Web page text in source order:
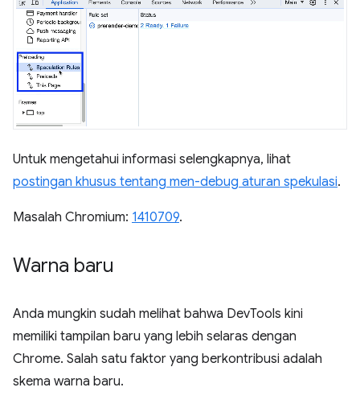
Untuk mengetahui informasi selengkapnya, lihat
postingan khusus tentang men-debug aturan spekulasi.
Masalah Chromium: 1410709.
Warna baru
Anda mungkin sudah melihat bahwa DevTools kini
memiliki tampilan baru yang lebih selaras dengan
Chrome. Salah satu faktor yang berkontribusi adalah
skema warna baru.